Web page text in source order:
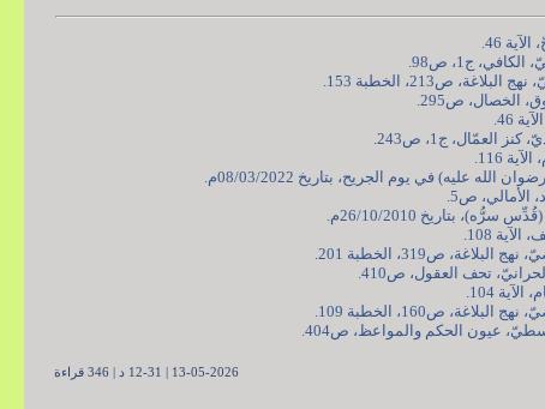
13-05-2026 | 12-31 د | 346 قراءة